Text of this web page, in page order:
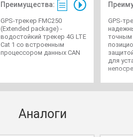
Преимущества:
GPS-трекер FMC250
(Extended package) -
водостойкий трекер 4G LTE
Cat 1 со встроенным
процессором данных CAN
GPS-
точным
для
Аналоги